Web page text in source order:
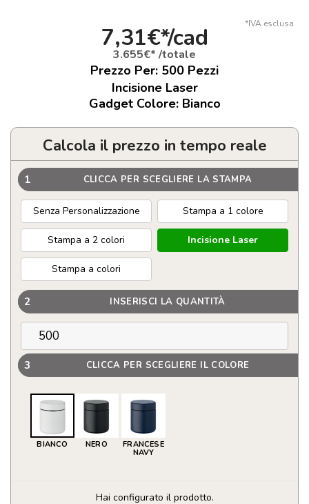
*IVA esclusa
7,31€*/cad
3.655€* /totale
Prezzo Per: 500 Pezzi
Incisione Laser
Gadget Colore: Bianco
Calcola il prezzo in tempo reale
1 CLICCA PER SCEGLIERE LA STAMPA
Senza Personalizzazione Stampa a 1 colore
Stampa a 2 colori Incisione Laser
Stampa a colori
2 INSERISCI LA QUANTITÀ
3 CLICCA PER SCEGLIERE IL COLORE
BIANCO NERO
FRANCESE
NAVY
Hai configurato il prodotto.